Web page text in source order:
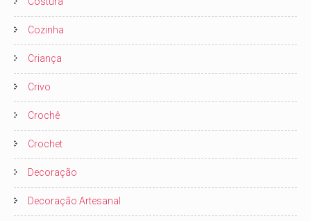
Cozinha
Criança
Crivo
Crochê
Crochet
Decoração
Decoração Artesanal